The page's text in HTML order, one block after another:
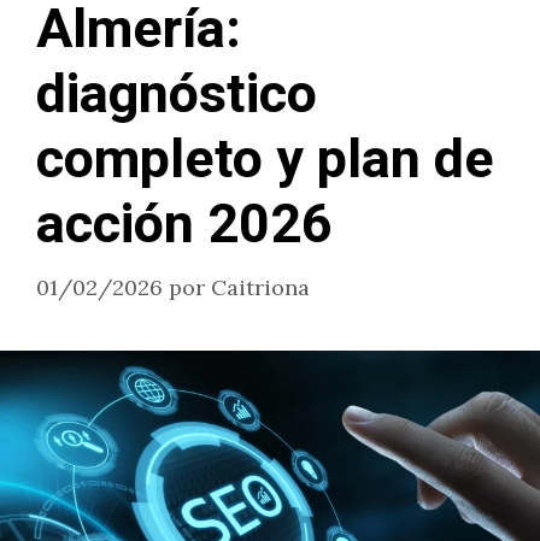
Almería:
diagnóstico
completo y plan de
acción 2026
01/02/2026 por Caitriona